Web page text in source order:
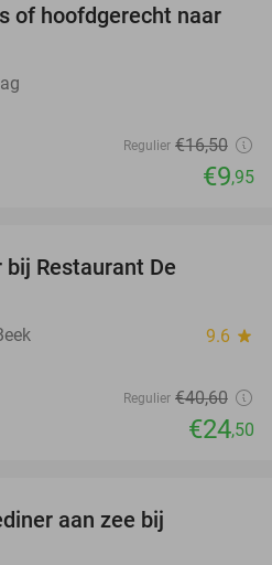
40%
of hoofdgerecht naar
Regulier €16,50
€9,95
Restaurant De
9.6 star
Regulier €40,60
€24,50
aan zee bij